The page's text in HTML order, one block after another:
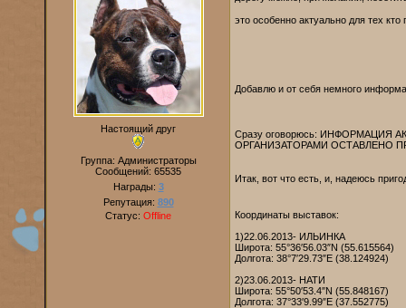
Настоящий друг
Группа: Администраторы
Сообщений: 65535
Награды: 3
Репутация: 890
Статус: Offline
это особенно актуально для тех
Добавлю и от себя немного
Сразу оговорюсь: ИНФОРМАЦИЯ
ОРГАНИЗАТОРАМИ ОСТАВЛЕНО
Итак, вот что есть, и, надеюсь
Координаты выставок:
1)22.06.2013- ИЛЬИНКА
Широта: 55°36′56.03″N (55.615564)
Долгота: 38°7′29.73″E (38.124924)
2)23.06.2013- НАТИ
Широта: 55°50′53.4″N (55.848167)
Долгота: 37°33′9.99″E (37.552775)